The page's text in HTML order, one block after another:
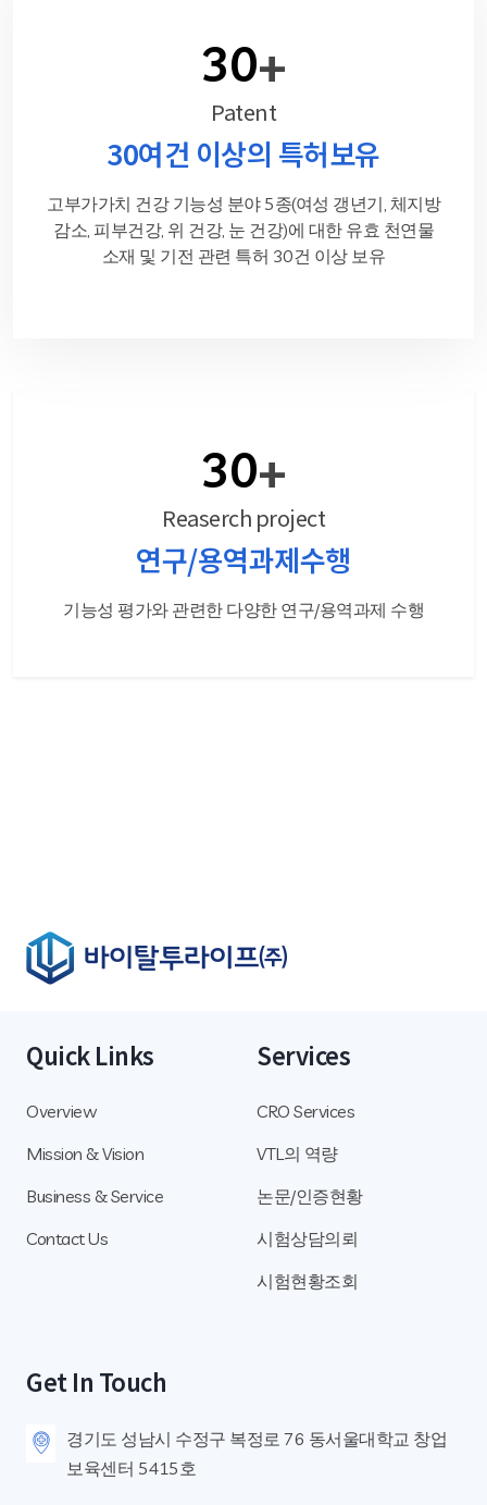
30+
Patent
30여건 이상의 특허보유
고부가가치 건강 기능성 분야 5종(여성 갱년기, 체지방
감소, 피부건강, 위 건강, 눈 건강)에 대한 유효 천연물
소재 및 기전 관련 특허 30건 이상 보유
30+
Reaserch project
연구/용역과제수행
기능성 평가와 관련한 다양한 연구/용역과제 수행
Quick Links
Overview
Mission & Vision
Business & Service
Contact Us
Services
CRO Services
VTL의 역량
논문/인증현황
시험상담의뢰
시험현황조회
Get In Touch
경기도 성남시 수정구 복정로 76 동서울대학교 창업
보육센터 5415호